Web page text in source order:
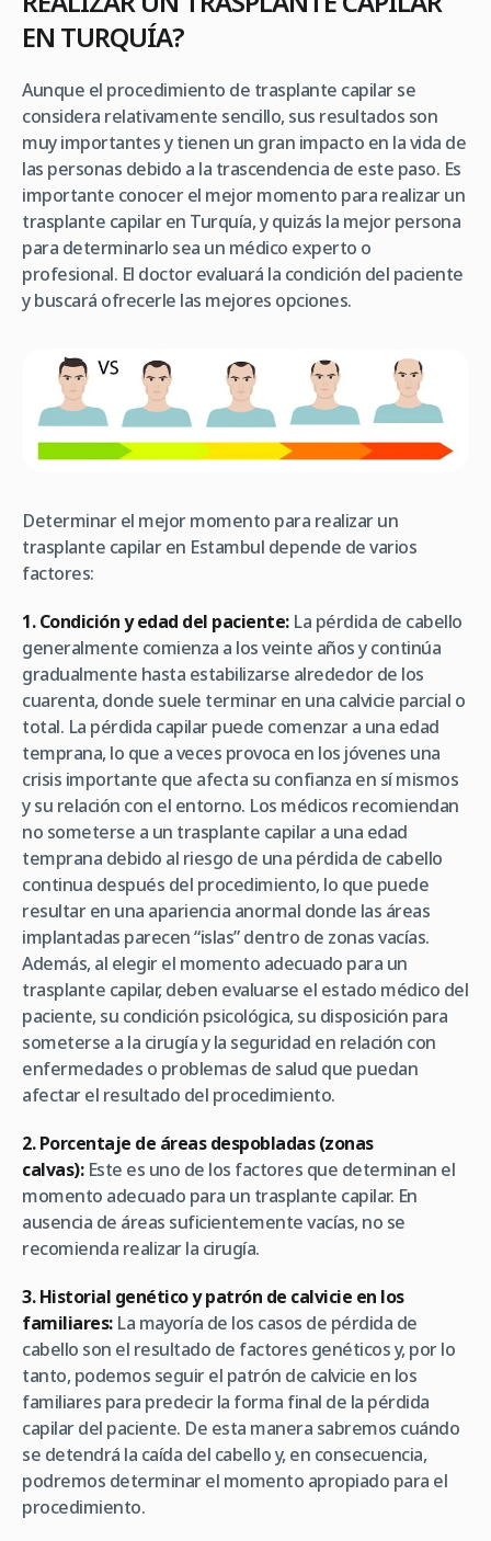
EN TURQUÍA?
Aunque el procedimiento de trasplante capilar se
considera relativamente sencillo, sus resultados son
muy importantes y tienen un gran impacto en la vida de
las personas debido a la trascendencia de este paso. Es
importante conocer el mejor momento para realizar un
trasplante capilar en Turquía, y quizás la mejor persona
para determinarlo sea un médico experto o
profesional. El doctor evaluará la condición del paciente
y buscará ofrecerle las mejores opciones.
Determinar el mejor momento para realizar un
trasplante capilar en Estambul depende de varios
factores:
1. Condición y edad del paciente:La pérdida de cabello
generalmente comienza a los veinte años y continúa
gradualmente hasta estabilizarse alrededor de los
cuarenta, donde suele terminar en una calvicie parcial o
total. La pérdida capilar puede comenzar a una edad
temprana, lo que a veces provoca en los jóvenes una
crisis importante que afecta su confianza en sí mismos
y su relación con el entorno. Los médicos recomiendan
no someterse a un trasplante capilar a una edad
temprana debido al riesgo de una pérdida de cabello
continua después del procedimiento, lo que puede
resultar en una apariencia anormal donde las áreas
implantadas parecen “islas” dentro de zonas vacías.
Además, al elegir el momento adecuado para un
trasplante capilar, deben evaluarse el estado médico del
paciente, su condición psicológica, su disposición para
someterse a la cirugía y la seguridad en relación con
enfermedades o problemas de salud que puedan
afectar el resultado del procedimiento.
2. Porcentaje de áreas despobladas (zonas
calvas):Este es uno de los factores que determinan el
momento adecuado para un trasplante capilar. En
ausencia de áreas suficientemente vacías, no se
recomienda realizar la cirugía.
3. Historial genético y patrón de calvicie en los
familiares:La mayoría de los casos de pérdida de
cabello son el resultado de factores genéticos y, por lo
tanto, podemos seguir el patrón de calvicie en los
familiares para predecir la forma final de la pérdida
capilar del paciente. De esta manera sabremos cuándo
se detendrá la caída del cabello y, en consecuencia,
podremos determinar el momento apropiado para el
procedimiento.